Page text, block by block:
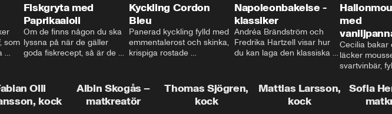
som
Fiskgryta med
Paprikaaioli
Om de finns någon du ska
lyssna på när de gäller
goda fiskrecept, så är de
livets fiskgryta. Den perfekta
vardagsmatsfavoriten som
funkar lika bra alla dagar i
Kyckling Cordon
Bleu
Panerad kyckling fylld med
emmentalerost och skinka,
krispiga rostade
brynt smör och ärtor... Låter
det inte som en given succé
på middagsbordet i veckan?
Napoleonbakelse -
klassiker
Andréa Brändström och
Fredrika Hartzell visar hur
du kan laga den klassiska
som imponerar vid varje
tillfälle!
med
Cecilia bakar
läcker
svartvinbär,
som vilar
smulbotten.
allting med
Olli
kock
Albin Skogås –
matkreatör
Thomas Sjögren,
kock
Mattias Larsson,
kock
Sofia